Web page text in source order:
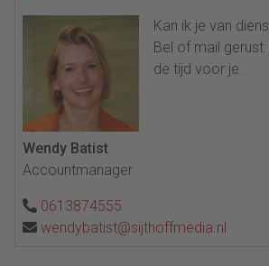
Kan ik je van
Bel of mail
de tijd voor je.
Wendy Batist
Accountmanager
0613874555
wendybatist@sijthoffmedia.nl